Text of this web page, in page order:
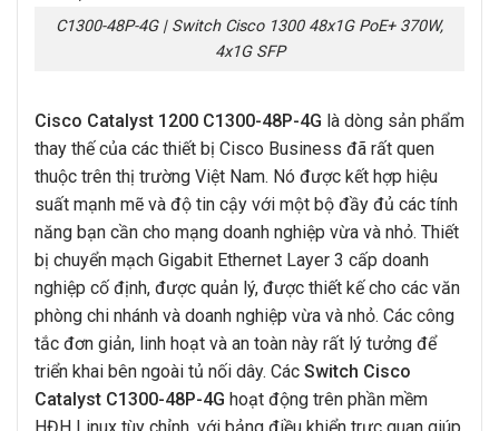
C1300-48P-4G | Switch Cisco 1300 48x1G PoE+ 370W,
4x1G SFP
Cisco Catalyst 1200 C1300-48P-4G là dòng sản phẩm
thay thế của các thiết bị Cisco Business đã rất quen
thuộc trên thị trường Việt Nam. Nó được kết hợp hiệu
suất mạnh mẽ và độ tin cậy với một bộ đầy đủ các tính
năng bạn cần cho mạng doanh nghiệp vừa và nhỏ. Thiết
bị chuyển mạch Gigabit Ethernet Layer 3 cấp doanh
nghiệp cố định, được quản lý, được thiết kế cho các văn
phòng chi nhánh và doanh nghiệp vừa và nhỏ. Các công
tắc đơn giản, linh hoạt và an toàn này rất lý tưởng để
triển khai bên ngoài tủ nối dây. Các Switch Cisco
Catalyst C1300-48P-4G hoạt động trên phần mềm